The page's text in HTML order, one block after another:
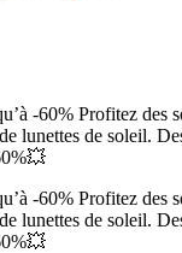
-60% Profitez des
lunettes de soleil.
-60% Profitez des
lunettes de soleil.